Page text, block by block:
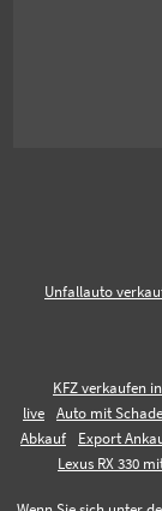
Unfallauto
KFZ verkaufen
live
Auto mit
Abkauf
Export
Lexus RX 330